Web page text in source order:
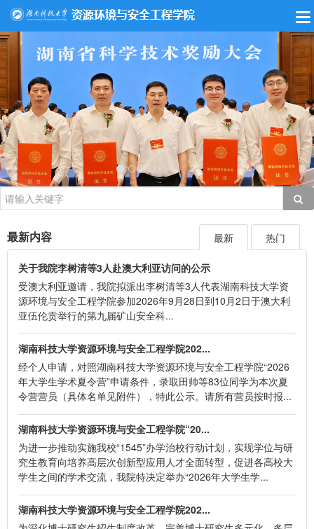
最新内容 最新 热门
关于我院李树清等3人赴澳大利亚访问的公示
受澳大利亚邀请，我院拟派出李树清等3人代表湖南科技大学资
源环境与安全工程学院参加2026年9月28日到10月2日于澳大利
亚伍伦贡举行的第九届矿山安全科...
湖南科技大学资源环境与安全工程学院202...
经个人申请，对照湖南科技大学资源环境与安全工程学院“2026
年大学生学术夏令营”申请条件，录取田帅等83位同学为本次夏
令营营员（具体名单见附件），特此公示。请所有营员按时报...
湖南科技大学资源环境与安全工程学院“20...
为进一步推动实施我校“1545”办学治校行动计划，实现学位与研
究生教育向培养高层次创新型应用人才全面转型，促进各高校大
学生之间的学术交流，我院特决定举办“2026年大学生学...
湖南科技大学资源环境与安全工程学院202...